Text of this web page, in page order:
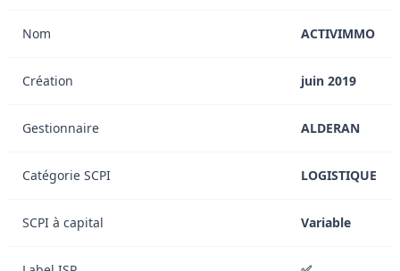
Nom ACTIVIMMO
Création juin 2019
Gestionnaire ALDERAN
Catégorie SCPI LOGISTIQUE
SCPI à capital Variable